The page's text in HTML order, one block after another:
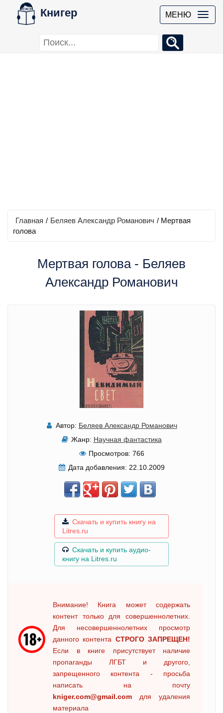
Книгер МЕНЮ
Главная / Беляев Александр Романович / Мертвая
голова
Мертвая голова - Беляев
Александр Романович
Автор: Беляев Александр Романович
Жанр: Научная фантастика
Просмотров: 766
Дата добавления: 22.10.2009
Скачать и купить книгу на
Litres.ru
Скачать и купить аудио-
книгу на Litres.ru
Внимание! Книга может содержать
контент только для совершеннолетних.
Для несовершеннолетних просмотр
данного контента СТРОГО ЗАПРЕЩЕН!
Если в книге присутствует наличие
пропаганды ЛГБТ и другого,
запрещенного контента - просьба
написать на почту
kniger.com@gmail.com для удаления
материала